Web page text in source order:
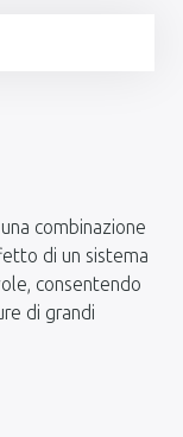
combinazione
di un sistema
consentendo
di grandi